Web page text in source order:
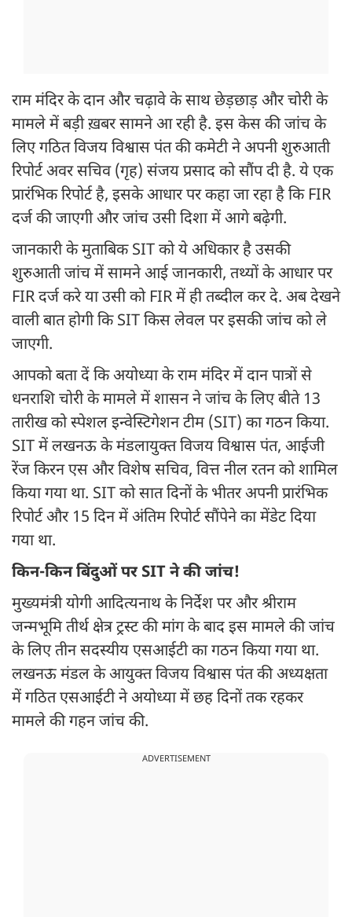
राम मंदिर के दान और चढ़ावे के साथ छेड़छाड़ और चोरी के
मामले में बड़ी ख़बर सामने आ रही है. इस केस की जांच के
लिए गठित विजय विश्वास पंत की कमेटी ने अपनी शुरुआती
रिपोर्ट अवर सचिव (गृह) संजय प्रसाद को सौंप दी है. ये एक
प्रारंभिक रिपोर्ट है, इसके आधार पर कहा जा रहा है कि FIR
दर्ज की जाएगी और जांच उसी दिशा में आगे बढ़ेगी.
जानकारी के मुताबिक SIT को ये अधिकार है उसकी
शुरुआती जांच में सामने आई जानकारी, तथ्यों के आधार पर
FIR दर्ज करे या उसी को FIR में ही तब्दील कर दे. अब देखने
वाली बात होगी कि SIT किस लेवल पर इसकी जांच को ले
जाएगी.
आपको बता दें कि अयोध्या के राम मंदिर में दान पात्रों से
धनराशि चोरी के मामले में शासन ने जांच के लिए बीते 13
तारीख को स्पेशल इन्वेस्टिगेशन टीम (SIT) का गठन किया.
SIT में लखनऊ के मंडलायुक्त विजय विश्वास पंत, आईजी
रेंज किरन एस और विशेष सचिव, वित्त नील रतन को शामिल
किया गया था. SIT को सात दिनों के भीतर अपनी प्रारंभिक
रिपोर्ट और 15 दिन में अंतिम रिपोर्ट सौंपेने का मेंडेट दिया
गया था.
किन-किन बिंदुओं पर SIT ने की जांच!
मुख्यमंत्री योगी आदित्यनाथ के निर्देश पर और श्रीराम
जन्मभूमि तीर्थ क्षेत्र ट्रस्ट की मांग के बाद इस मामले की जांच
के लिए तीन सदस्यीय एसआईटी का गठन किया गया था.
लखनऊ मंडल के आयुक्त विजय विश्वास पंत की अध्यक्षता
में गठित एसआईटी ने अयोध्या में छह दिनों तक रहकर
मामले की गहन जांच की.
ADVERTISEMENT